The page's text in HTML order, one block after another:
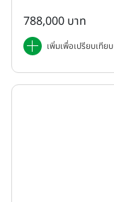
788,000 บาท
เพิ่มเพื่อเปรียบเทียบ